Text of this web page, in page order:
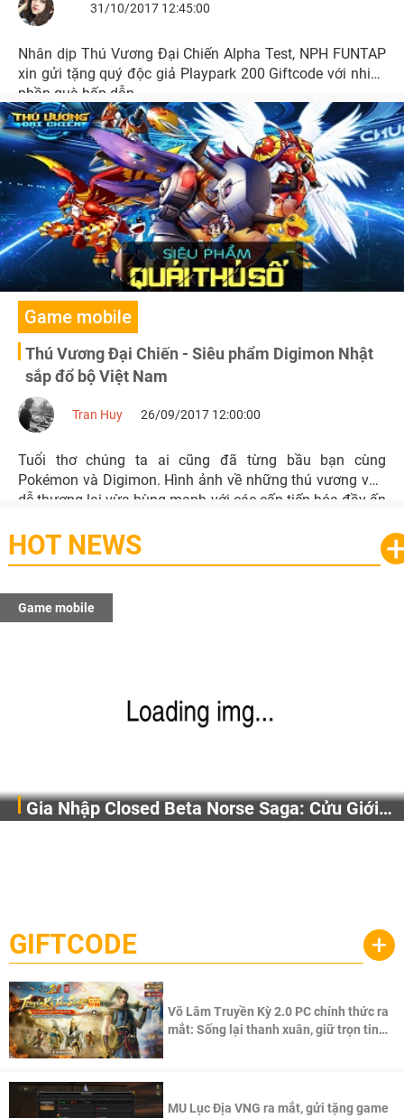
31/10/2017 12:45:00
Nhân dịp Thú Vương Đại Chiến Alpha Test, NPH FUNTAP
xin gửi tặng quý độc giả Playpark 200 Giftcode với nhiều
phần quà hấp dẫn.
Game mobile
Thú Vương Đại Chiến - Siêu phẩm Digimon Nhật
sắp đổ bộ Việt Nam
Tran Huy 26/09/2017 12:00:00
Tuổi thơ chúng ta ai cũng đã từng bầu bạn cùng
Pokémon và Digimon. Hình ảnh về những thú vương vừa
dễ thương lại vừa hùng mạnh với các cấp tiến hóa đầy ấn
HOT NEWS
Game mobile
Gia Nhập Closed Beta Norse Saga: Cửu Giới
GIFTCODE +
Võ Lâm Truyền Kỳ 2.0 PC chính thức ra
mắt: Sống lại thanh xuân, giữ trọn tinh
MU Lục Địa VNG ra mắt, gửi tặng game